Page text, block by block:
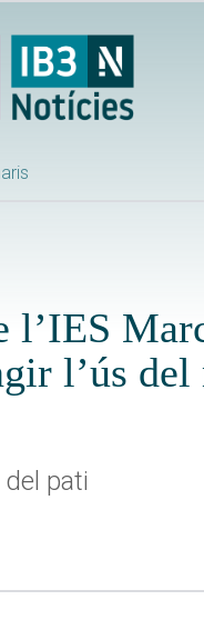
l’ús
pati